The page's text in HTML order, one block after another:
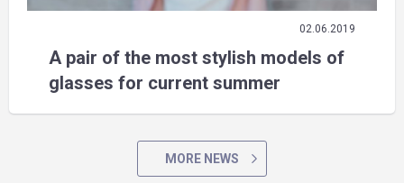
02.06.2019
A pair of the most stylish models of
glasses for current summer
MORE NEWS